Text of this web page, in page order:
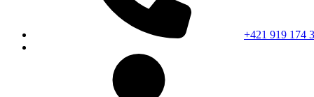
+421 919 174